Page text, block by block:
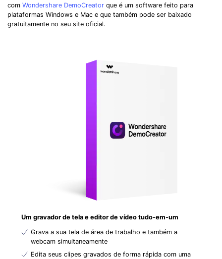
com Wondershare DemoCreator que é um software feito para
plataformas Windows e Mac e que também pode ser baixado
gratuitamente no seu site oficial.
Um gravador de tela e editor de vídeo tudo-em-um
Grava a sua tela de área de trabalho e também a
webcam simultaneamente
Edita seus clipes gravados de forma rápida com uma